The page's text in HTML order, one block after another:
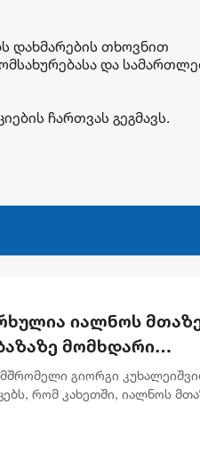
დახმარების თხოვნით
და
ჩართვას გეგმავს.
იალნოს
მომხდარი
რომელიც
გიორგი
რომ კახეთში, იალნოს